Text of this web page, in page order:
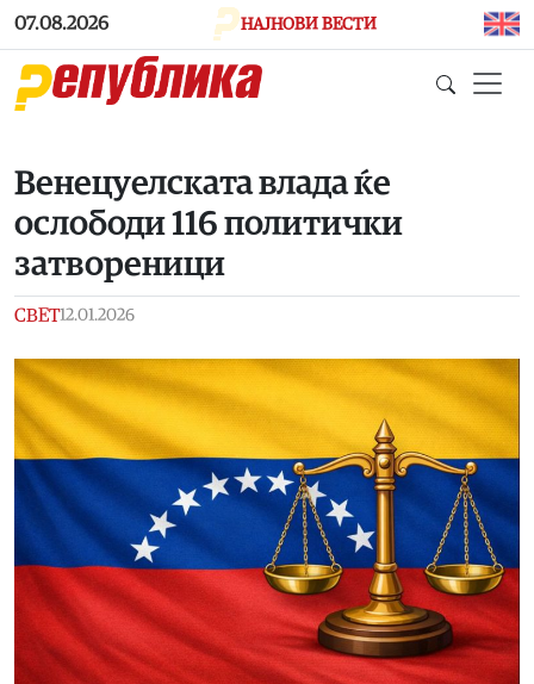
Skip to main content
07.08.2026 НАЈНОВИ ВЕСТИ
Венецуелската влада ќе
ослободи 116 политички
затвореници
СВЕТ12.01.2026